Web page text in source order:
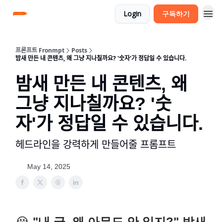
Login 구독하기
프론프트 Fronmpt
Posts
밤새 만든 내 콘텐츠, 왜 그냥 지나칠까요? '숫자'가 정답일 수 있습니다.
밤새 만든 내 콘텐츠, 왜
그냥 지나칠까요? '숫
자'가 정답일 수 있습니다.
헤드라인을 강력하게 만들어줄 프롬프트
May 14, 2025